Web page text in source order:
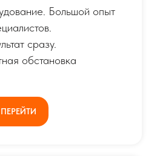
Большой опыт
сразу.
обстановка
ПЕРЕЙТИ